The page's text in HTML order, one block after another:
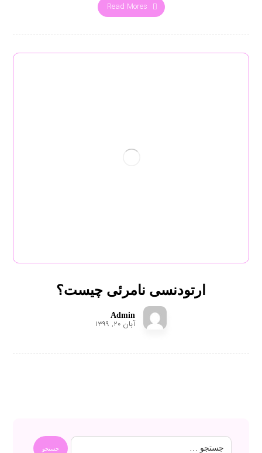
Read Mores
ارتودنسی نامرئی چیست؟
Admin
آبان ۲۰, ۱۳۹۹